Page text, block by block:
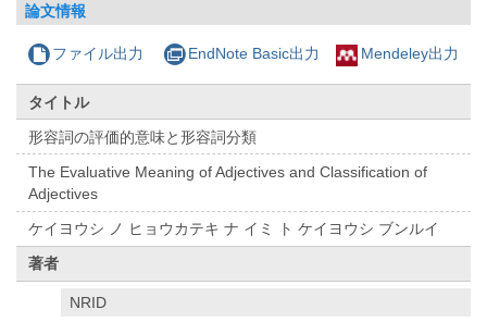
論文情報
ファイル出力 EndNote Basic出力 Mendeley出力
タイトル
形容詞の評価的意味と形容詞分類
The Evaluative Meaning of Adjectives and Classification of
Adjectives
ケイヨウシ ノ ヒョウカテキ ナ イミ ト ケイヨウシ ブンルイ
著者
NRID